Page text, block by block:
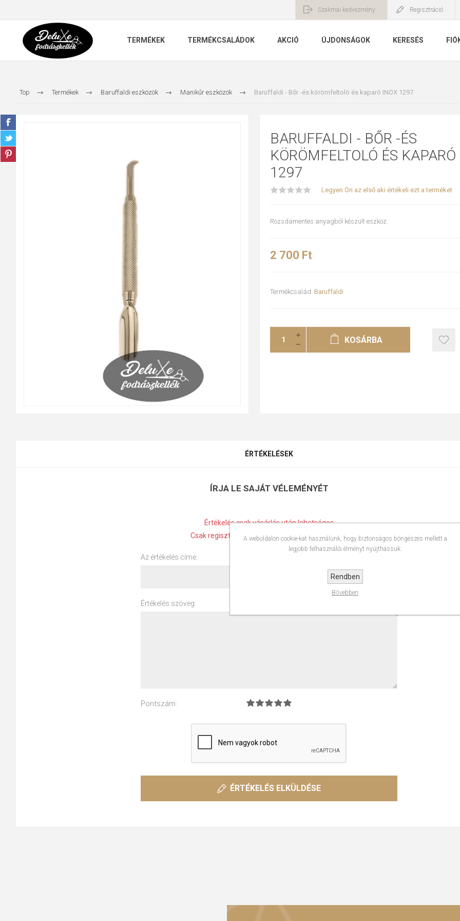
Szakmai kedvezmény Regisztráció
TERMÉKEK TERMÉKCSALÁDOK AKCIÓ ÚJDONSÁGOK KERESÉS
Top Termékek Baruffaldi eszközök Manikűr eszközök Baruffaldi - Bőr -és körömfeltoló és kaparó INOX 1297
BARUFFALDI - BŐR -ÉS
KÖRÖMFELTOLÓ ÉS
1297
Legyen Ön az első aki értékeli ezt a terméket
Rozsdamentes anyagból készült eszköz.
2 700 Ft
Termékcsalád: Baruffaldi
KOSÁRBA
ÉRTÉKELÉSEK
ÍRJA LE SAJÁT VÉLEMÉNYÉT
Értékelés csak vásárlás után lehetséges
Csak regisztrált felhasználók írhatnak értékelést
Az értékelés címe:
Értékelés szöveg:
Pontszám:
ÉRTÉKELÉS ELKÜLDÉSE
A weboldalon cookie-kat használunk, hogy biztonságos böngészés mellett a
legjobb felhasználói élményt nyújthassuk.
Rendben
Bővebben